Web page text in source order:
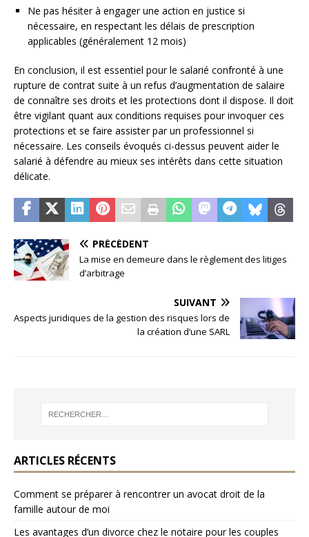
Ne pas hésiter à engager une action en justice si
nécessaire, en respectant les délais de prescription
applicables (généralement 12 mois)
En conclusion, il est essentiel pour le salarié confronté à une
rupture de contrat suite à un refus d’augmentation de salaire
de connaître ses droits et les protections dont il dispose. Il doit
être vigilant quant aux conditions requises pour invoquer ces
protections et se faire assister par un professionnel si
nécessaire. Les conseils évoqués ci-dessus peuvent aider le
salarié à défendre au mieux ses intérêts dans cette situation
délicate.
PRÉCÉDENT
La mise en demeure dans le règlement des litiges
d’arbitrage
SUIVANT
Aspects juridiques de la gestion des risques lors de
la création d’une SARL
ARTICLES RÉCENTS
Comment se préparer à rencontrer un avocat droit de la
famille autour de moi
Les avantages d’un divorce chez le notaire pour les couples